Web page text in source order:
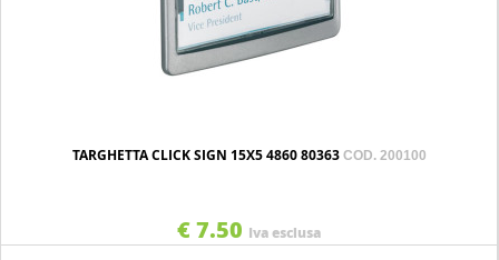
TARGHETTA CLICK SIGN 15X5 4860 80363 COD. 200100
€ 7.50 Iva esclusa